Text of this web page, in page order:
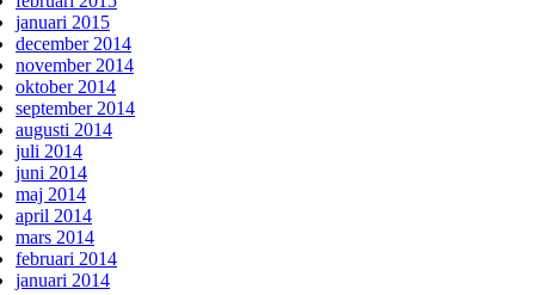
januari 2015
december 2014
november 2014
oktober 2014
september 2014
augusti 2014
juli 2014
juni 2014
maj 2014
april 2014
mars 2014
februari 2014
januari 2014